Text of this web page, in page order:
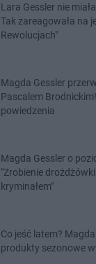
Lara Gessler nie
Tak zareagowała na
Rewolucjach"
Magda Gessler
Pascalem
powiedzenia
Magda Gessler o
"Zrobienie
kryminałem"
Co jeść latem?
produkty sezonowe